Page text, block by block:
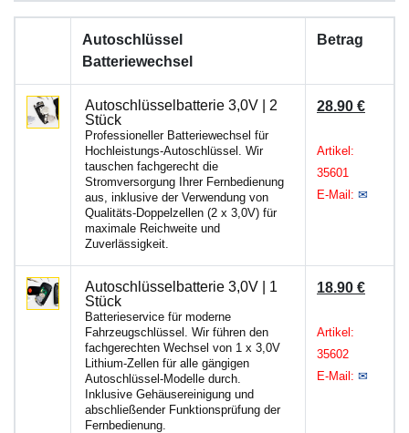
Autoschlüssel
Batteriewechsel
Betrag
Autoschlüsselbatterie 3,0V | 2
Stück
Professioneller Batteriewechsel für
Hochleistungs-Autoschlüssel. Wir
tauschen fachgerecht die
Stromversorgung Ihrer Fernbedienung
aus, inklusive der Verwendung von
Qualitäts-Doppelzellen (2 x 3,0V) für
maximale Reichweite und
Zuverlässigkeit.
28.90 €
Artikel:
35601
E-Mail: ✉
Autoschlüsselbatterie 3,0V | 1
Stück
Batterieservice für moderne
Fahrzeugschlüssel. Wir führen den
fachgerechten Wechsel von 1 x 3,0V
Lithium-Zellen für alle gängigen
Autoschlüssel-Modelle durch.
Inklusive Gehäusereinigung und
abschließender Funktionsprüfung der
Fernbedienung.
18.90 €
Artikel:
35602
E-Mail: ✉